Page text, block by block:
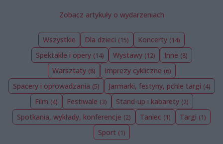
Zobacz artykuły o wydarzeniach
Wszystkie Dla dzieci (15) Koncerty (14)
Spektakle i opery (14) Wystawy (12) Inne (8)
Warsztaty (8) Imprezy cykliczne (6)
Spacery i oprowadzania (5) Jarmarki, festyny, pchle targi (4)
Film (4) Festiwale (3) Stand-up i kabarety (2)
Spotkania, wykłady, konferencje (2) Taniec (1) Targi (1)
Sport (1)